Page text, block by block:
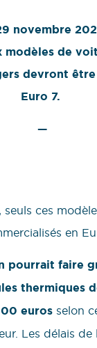
novembre
modèles de
devront
Euro 7.
—
seuls ces
en
pourrait faire
thermiques
euros selon
Les délais de